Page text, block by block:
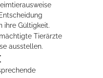
ihre Gültigkeit.
Tierärzte
ausstellen.